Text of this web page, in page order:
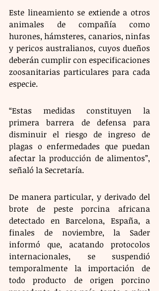
Este lineamiento se extiende a otros
animales de compañía como
hurones, hámsteres, canarios, ninfas
y pericos australianos, cuyos dueños
deberán cumplir con especificaciones
zoosanitarias particulares para cada
especie.
“Estas medidas constituyen la
primera barrera de defensa para
disminuir el riesgo de ingreso de
plagas o enfermedades que puedan
afectar la producción de alimentos”,
señaló la Secretaría.
De manera particular, y derivado del
brote de peste porcina africana
detectado en Barcelona, España, a
finales de noviembre, la Sader
informó que, acatando protocolos
internacionales, se suspendió
temporalmente la importación de
todo producto de origen porcino